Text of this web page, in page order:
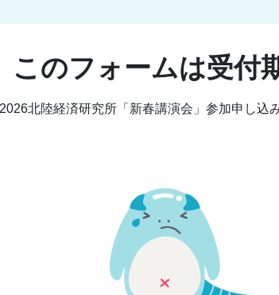
このフォームは受付
北陸経済研究所「新春講演会」参加申し込